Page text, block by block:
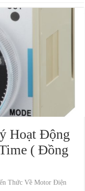
Hoạt Động
( Đồng
Thức Về Motor Điện